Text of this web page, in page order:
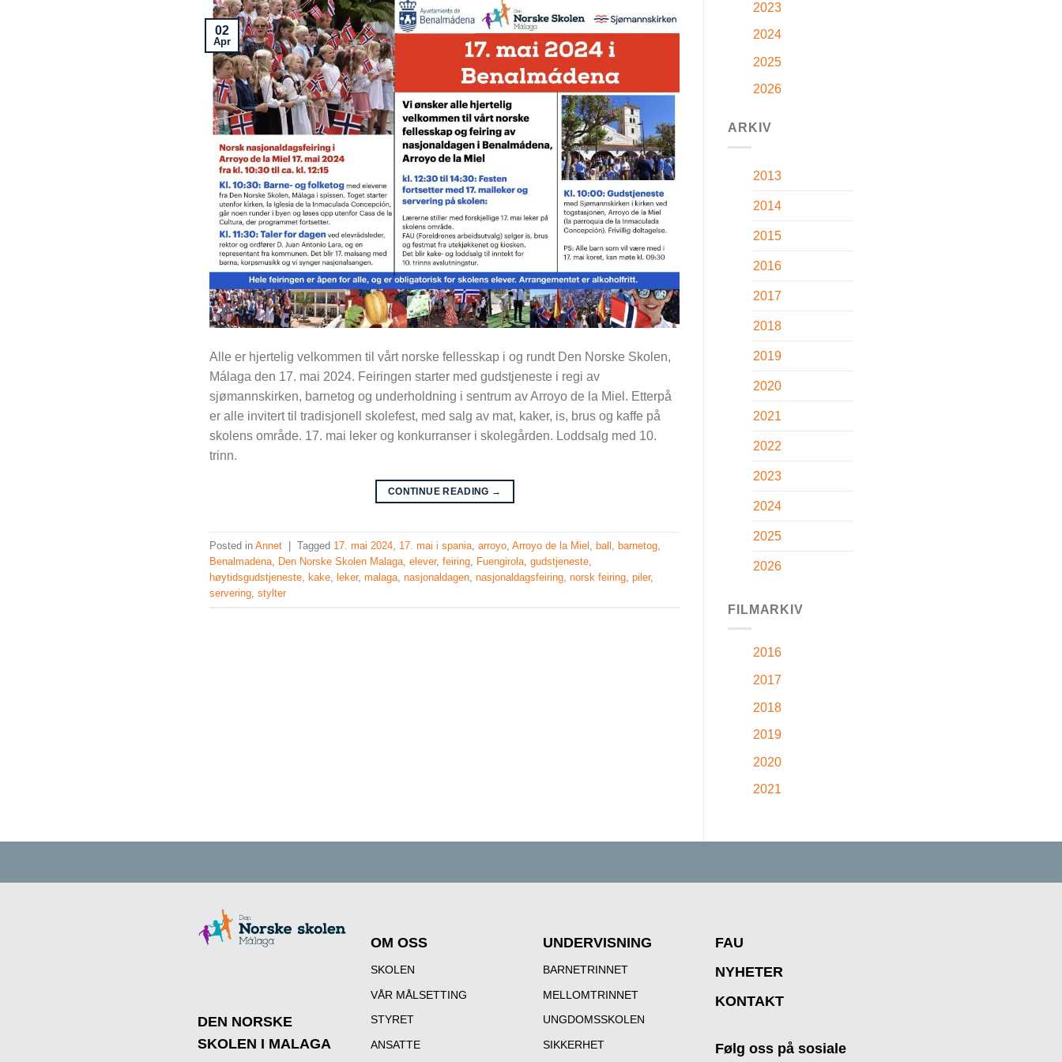
02
Apr
Alle er hjertelig velkommen til vårt norske fellesskap i og rundt Den Norske Skolen,
Málaga den 17. mai 2024. Feiringen starter med gudstjeneste i regi av
sjømannskirken, barnetog og underholdning i sentrum av Arroyo de la Miel. Etterpå
er alle invitert til tradisjonell skolefest, med salg av mat, kaker, is, brus og kaffe på
skolens område. 17. mai leker og konkurranser i skolegården. Loddsalg med 10.
trinn.
CONTINUE READING →
Posted inAnnet | Tagged 17. mai 2024 17. mai i spania ,arroyo ,Arroyo de la Miel ,ball ,barnetog
Benalmadena Den Norske Skolen Malaga ,elever,feiring Fuengirola ,gudstjeneste
høytidsgudstjeneste ,kake ,leker,malaga ,nasjonaldagen ,nasjonaldagsfeiring ,norsk feiring ,piler,
servering ,stylter
2023
2024
2025
2026
ARKIV
2013
2014
2015
2016
2017
2018
2019
2020
2021
2022
2023
2024
2025
2026
FILMARKIV
2016
2017
2018
2019
2020
2021
DEN NORSKE
SKOLEN I MALAGA
OM OSS
SKOLEN
VÅR MÅLSETTING
STYRET
ANSATTE
UNDERVISNING
BARNETRINNET
MELLOMTRINNET
UNGDOMSSKOLEN
SIKKERHET
FAU
NYHETER
KONTAKT
Følg oss på sosiale